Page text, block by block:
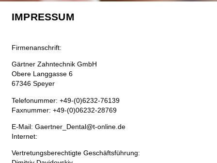
IMPRESSUM
Firmenanschrift:
Gärtner Zahntechnik GmbH
Obere Langgasse 6
67346 Speyer
Telefonummer: +49-(0)6232-76139
Faxnummer: +49-(0)06232-28769
E-Mail: Gaertner_Dental@t-online.de
Internet:
Vertretungsberechtigte Geschäftsführung: